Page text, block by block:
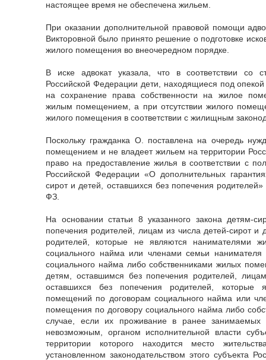
настоящее время не обеспечена жильем.
При оказании дополнительной правовой помощи
Викторовной было принято решение о подготовке
жилого помещения во внеочередном порядке.
В иске адвокат указала, что в соответствии со
Российской Федерации дети, находящиеся под
на сохранение права собственности на жилое
жилым помещением, а при отсутствии жилого
жилого помещения в соответствии с жилищным
Поскольку гражданка О. поставлена на очередь
помещением и не владеет жильем на территории
право на предоставление жилья в соответствии с
Российской Федерации «О дополнительных
сирот и детей, оставшихся без попечения
ФЗ.
На основании статьи 8 указанного закона детям-
попечения родителей, лицам из числа детей-сирот и
родителей, которые не являются нанимателями
социального найма или членами семьи
социального найма либо собственниками жилых
детям, оставшимся без попечения родителей,
оставшихся без попечения родителей, которые
помещений по договорам социального найма или
помещения по договору социального найма либо
случае, если их проживание в ранее занимаемых
невозможным, органом исполнительной власти
территории которого находится место
установленном законодательством этого субъекта